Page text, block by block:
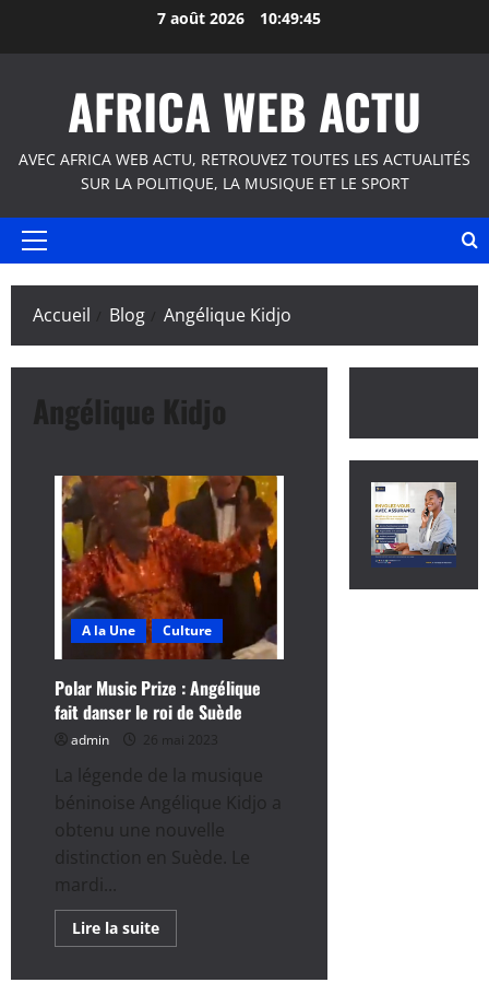
7 août 2026 10:49:46
AFRICA WEB ACTU
AVEC AFRICA WEB ACTU, RETROUVEZ TOUTES LES ACTUALITÉS
SUR LA POLITIQUE, LA MUSIQUE ET LE SPORT
Menu
Accueil Blog Angélique Kidjo
Angélique Kidjo
A la Une Culture
Polar Music Prize : Angélique
fait danser le roi de Suède
admin 26 mai 2023
La légende de la musique
béninoise Angélique Kidjo a
obtenu une nouvelle
distinction en Suède. Le
mardi...
Lire la suiteEn
savoir